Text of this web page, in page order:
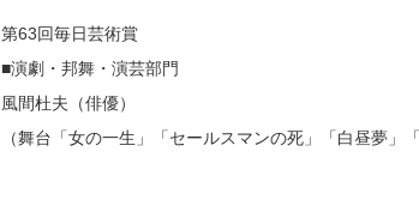
第63回毎日芸術賞
■演劇・邦舞・演芸部門
風間杜夫（俳優）
（舞台「女の一生」「セールスマンの死」「白昼夢」